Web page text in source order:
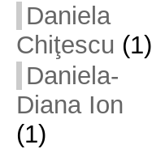
Daniela
Chiţescu (1)
Daniela-
Diana Ion
(1)